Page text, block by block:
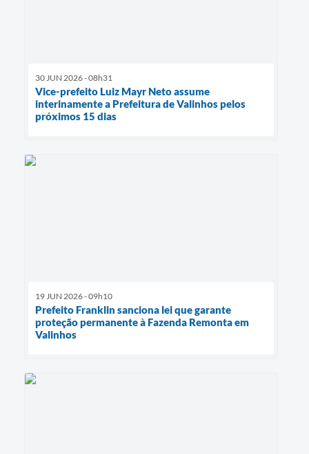
30 JUN 2026 - 08h31
Vice-prefeito Luiz Mayr Neto assume
interinamente a Prefeitura de Valinhos pelos
próximos 15 dias
19 JUN 2026 - 09h10
Prefeito Franklin sanciona lei que garante
proteção permanente à Fazenda Remonta em
Valinhos